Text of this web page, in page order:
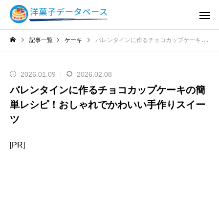
記事一覧 ケーキ バレンタインに作るチョコカップケーキの簡単レシピ！おしゃれでかわいい手作りスイーツ
2026.01.09 2026.02.08
バレンタインに作るチョコカップケーキの簡
単レシピ！おしゃれでかわいい手作りスイー
ツ
[PR]